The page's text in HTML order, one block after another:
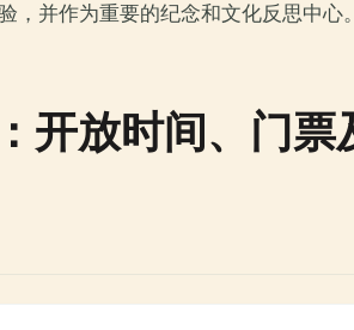
，并作为重要的纪念和文化反思中心。
开放时间、门票